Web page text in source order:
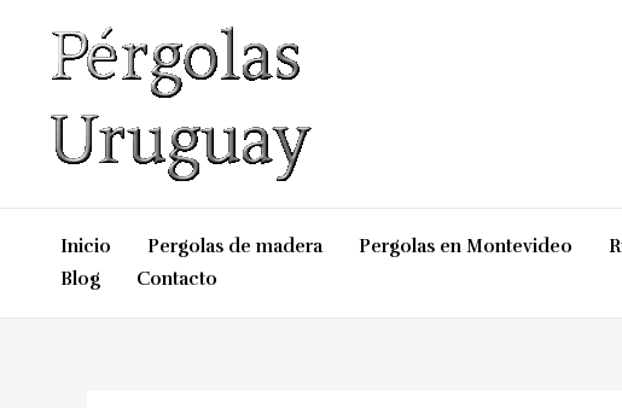
contenido
Inicio Pergolas de madera Pergolas en Montevideo
Blog
Contacto